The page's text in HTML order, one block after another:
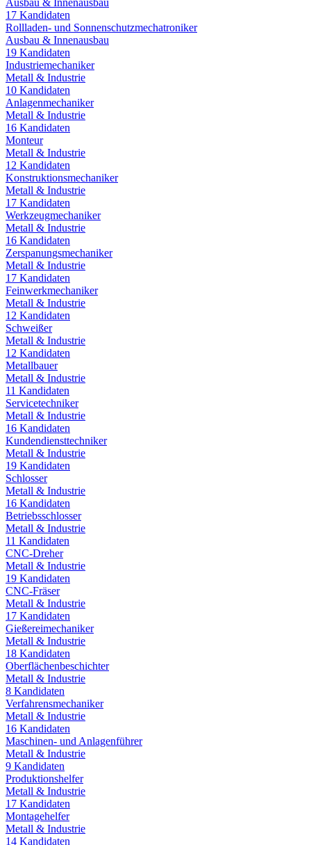
17 Kandidaten
Rollladen- und Sonnenschutzmechatroniker
Ausbau & Innenausbau
19 Kandidaten
Industriemechaniker
Metall & Industrie
10 Kandidaten
Anlagenmechaniker
Metall & Industrie
16 Kandidaten
Monteur
Metall & Industrie
12 Kandidaten
Konstruktionsmechaniker
Metall & Industrie
17 Kandidaten
Werkzeugmechaniker
Metall & Industrie
16 Kandidaten
Zerspanungsmechaniker
Metall & Industrie
17 Kandidaten
Feinwerkmechaniker
Metall & Industrie
12 Kandidaten
Schweißer
Metall & Industrie
12 Kandidaten
Metallbauer
Metall & Industrie
11 Kandidaten
Servicetechniker
Metall & Industrie
16 Kandidaten
Kundendiensttechniker
Metall & Industrie
19 Kandidaten
Schlosser
Metall & Industrie
16 Kandidaten
Betriebsschlosser
Metall & Industrie
11 Kandidaten
CNC-Dreher
Metall & Industrie
19 Kandidaten
CNC-Fräser
Metall & Industrie
17 Kandidaten
Gießereimechaniker
Metall & Industrie
18 Kandidaten
Oberflächenbeschichter
Metall & Industrie
8 Kandidaten
Verfahrensmechaniker
Metall & Industrie
16 Kandidaten
Maschinen- und Anlagenführer
Metall & Industrie
9 Kandidaten
Produktionshelfer
Metall & Industrie
17 Kandidaten
Montagehelfer
Metall & Industrie
14 Kandidaten